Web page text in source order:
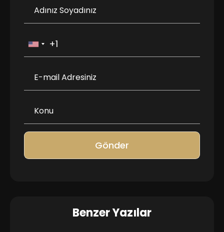
Gönder
Benzer Yazılar